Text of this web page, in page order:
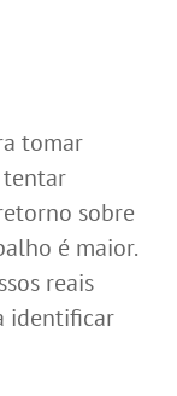
tomar
tentar
sobre
é maior.
reais
identificar